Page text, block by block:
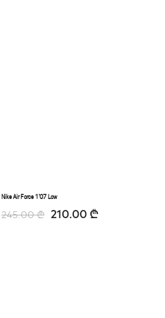
Nike Air Force 1’07 Low
245.00₾ 210.00 ₾